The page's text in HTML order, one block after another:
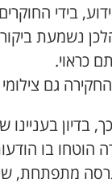
בידי
נשמעת
כראוי.
גם
בדיון
הוטחו בו
מתפתחת,